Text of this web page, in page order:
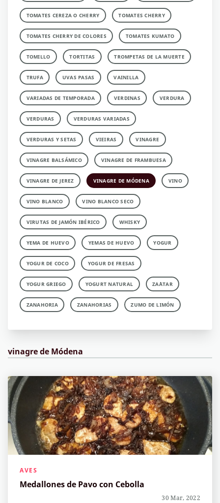
TOMATES CEREZA O CHERRY TOMATES CHERRY
TOMATES CHERRY DE COLORES TOMATES KUMATO
TOMILLO TORTITAS TROMPETAS DE LA MUERTE
TRUFA UVAS PASAS VAINILLA
VARIADAS DE TEMPORADA VERDINAS VERDURA
VERDURAS VERDURAS VARIADAS
VERDURAS Y SETAS VIEIRAS VINAGRE
VINAGRE BALSÁMICO VINAGRE DE FRAMBUESA
VINAGRE DE JEREZ VINAGRE DE MÓDENA VINO
VINO BLANCO VINO BLANCO SECO
VIRUTAS DE JAMÓN IBÉRICO WHISKY
YEMA DE HUEVO YEMAS DE HUEVO YOGUR
YOGUR DE COCO YOGUR DE FRESAS
YOGUR GRIEGO YOGURT NATURAL ZA´ATAR
ZANAHORIA ZANAHORIAS ZUMO DE LIMÓN
vinagre de Módena
AVES
Medallones de Pavo con Cebolla
30 Mar, 2022